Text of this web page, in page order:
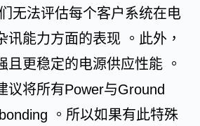
无法评估每个客户系统在电
讯能力方面的表现 。此外，
且更稳定的电源供应性能 。
议将所有Power与Ground
。所以如果有此特殊